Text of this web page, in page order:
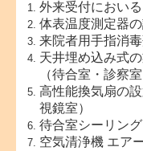
外来受付におい
体表温度測定器
来院者用手指消
天井埋め込み式
（待合室・診察
高性能換気扇の
視鏡室）
待合室シーリン
空気清浄機 エア